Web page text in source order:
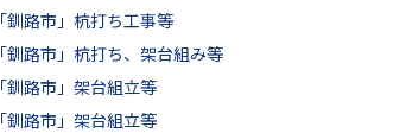
「釧路市」杭打ち工事等
「釧路市」杭打ち、架台組み等
「釧路市」架台組立等
「釧路市」架台組立等